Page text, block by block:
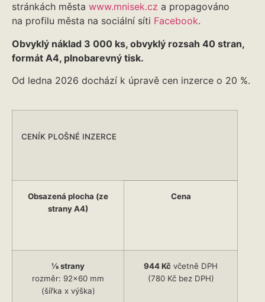
stránkách města www.mnisek.cz a propagováno
na profilu města na sociální síti Facebook.
Obvyklý náklad 3 000 ks, obvyklý rozsah 40 stran,
formát A4, plnobarevný tisk.
Od ledna 2026 dochází k úpravě cen inzerce o 20 %.
CENÍK PLOŠNÉ INZERCE
Obsazená plocha (ze
strany A4)
Cena
⅛strany
rozměr: 92×60 mm
(šířka x výška)
944 Kč včetně DPH
(780 Kč bez DPH)